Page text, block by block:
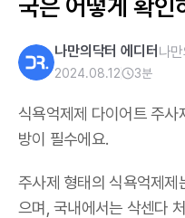
국은 어떻게 확인
나만의닥터 에디터 나
2024.08.12 3분
식욕억제제 다이어트 주사
방이 필수에요.
주사제 형태의 식욕억제제
으며,국내에서는 삭센다